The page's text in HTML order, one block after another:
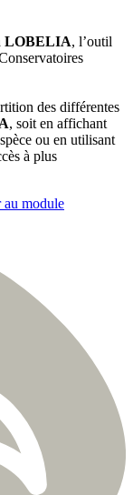
LOBELIA, l’outil
des différentes
, soit en affichant
ou en utilisant
à plus
au module